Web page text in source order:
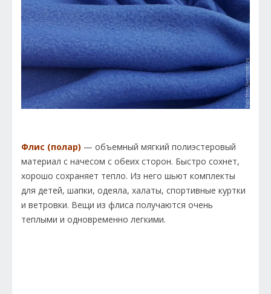
Флис (полар) — объемный мягкий полиэстеровый
материал с начесом с обеих сторон. Быстро сохнет,
хорошо сохраняет тепло. Из него шьют комплекты
для детей, шапки, одеяла, халаты, спортивные куртки
и ветровки. Вещи из флиса получаются очень
теплыми и одновременно легкими.